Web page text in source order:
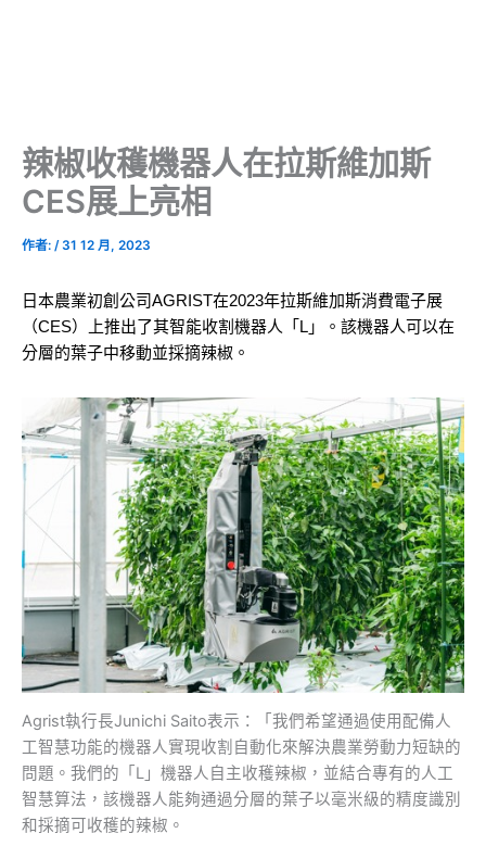
辣椒收穫機器人在拉斯維加斯
CES展上亮相
作者: /31 12 月, 2023
日本農業初創公司AGRIST在2023年拉斯維加斯消費電子展
（CES）上推出了其智能收割機器人「L」。該機器人可以在
分層的葉子中移動並採摘辣椒。
Agrist執行長Junichi Saito表示：「我們希望通過使用配備人
工智慧功能的機器人實現收割自動化來解決農業勞動力短缺的
問題。我們的「L」機器人自主收穫辣椒，並結合專有的人工
智慧算法，該機器人能夠通過分層的葉子以毫米級的精度識別
和採摘可收穫的辣椒。